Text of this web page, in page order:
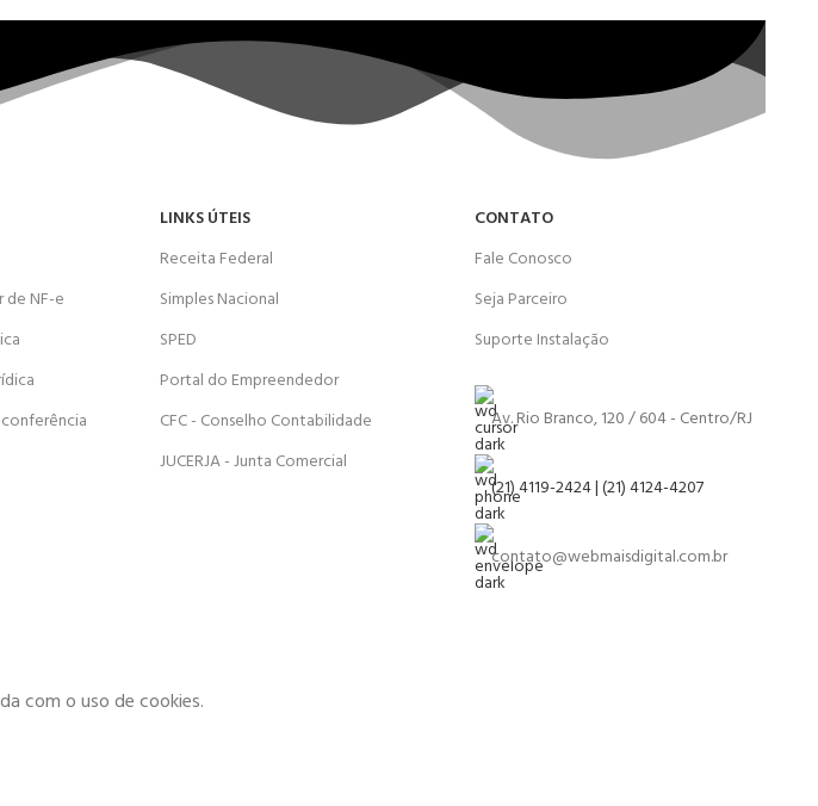
de NF-e
LINKS ÚTEIS
Receita Federal
Simples Nacional
SPED
Portal do Empreendedor
CFC - Conselho Contabilidade
JUCERJA - Junta Comercial
CONTATO
Fale Conosco
Seja Parceiro
Suporte Instalação
Av. Rio Branco, 120 / 604 - Centro/RJ
(21) 4119-2424 | (21) 4124-4207
contato@webmaisdigital.com.br
com o uso de cookies.